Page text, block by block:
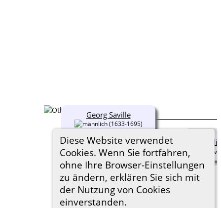
Diese Website verwendet
Cookies. Wenn Sie fortfahren,
ohne Ihre Browser-Einstellungen
zu ändern, erklären Sie sich mit
der Nutzung von Cookies
einverstanden.
Georg Saville
(1633-1695)